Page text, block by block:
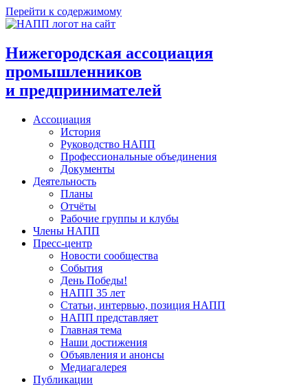
Перейти к содержимому
Нижегородская ассоциация
промышленников
и предпринимателей
Ассоциация
История
Руководство НАПП
Профессиональные объединения
Документы
Деятельность
Планы
Отчёты
Рабочие группы и клубы
Члены НАПП
Пресс-центр
Новости сообщества
События
День Победы!
НАПП 35 лет
Статьи, интервью, позиция НАПП
НАПП представляет
Главная тема
Наши достижения
Объявления и анонсы
Медиагалерея
Публикации